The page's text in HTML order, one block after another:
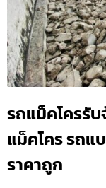
รถแม็คโครรับ
แม็คโคร รถแ
ราคาถูก